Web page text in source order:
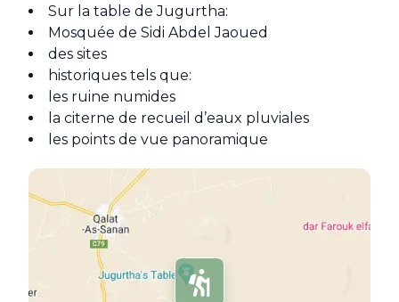
Sur la table de Jugurtha:
Mosquée de Sidi Abdel Jaoued
des sites
historiques tels que:
les ruine numides
la citerne de recueil d’eaux pluviales
les points de vue panoramique